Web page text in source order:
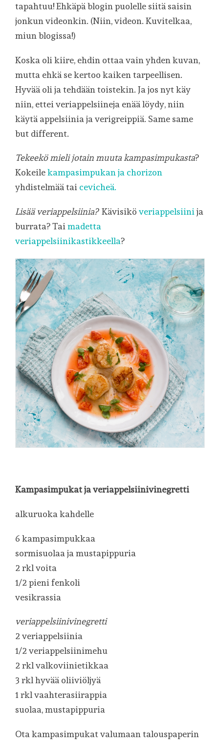
tapahtuu! Ehkäpä blogin puolelle siitä saisin
jonkun videonkin. (Niin, videon. Kuvitelkaa,
miun blogissa!)
Koska oli kiire, ehdin ottaa vain yhden kuvan,
mutta ehkä se kertoo kaiken tarpeellisen.
Hyvää oli ja tehdään toistekin. Ja jos nyt käy
niin, ettei veriappelsiineja enää löydy, niin
käytä appelsiinia ja verigreippiä. Same same
but different.
Tekeekö mieli jotain muuta kampasimpukasta?
Kokeilekampasimpukan ja chorizon
yhdistelmää tai cevicheä.
Lisää veriappelsiinia? Kävisiköveriappelsiinija
burrata? Taimadetta
veriappelsiinikastikkeella?
Kampasimpukat ja veriappelsiinivinegretti
alkuruoka kahdelle
6 kampasimpukkaa
sormisuolaa ja mustapippuria
2 rkl voita
1/2 pieni fenkoli
vesikrassia
veriappelsiinivinegretti
2 veriappelsiinia
1/2 veriappelsiinimehu
2 rkl valkoviinietikkaa
3 rkl hyvää oliiviöljyä
1 rkl vaahterasiirappia
suolaa, mustapippuria
Ota kampasimpukat valumaan talouspaperin